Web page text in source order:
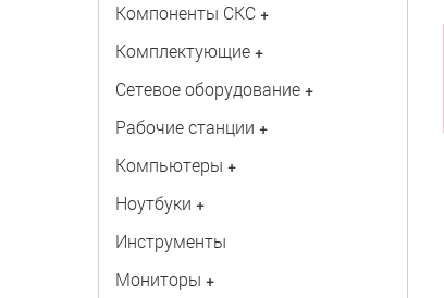
Компоненты СКС +
Комплектующие +
Сетевое оборудование +
Рабочие станции +
Компьютеры +
Ноутбуки +
Инструменты
Мониторы +